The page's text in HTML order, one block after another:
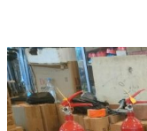
Jual
Alat
Pemadam
Api